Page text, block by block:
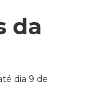
da
dia 9 de